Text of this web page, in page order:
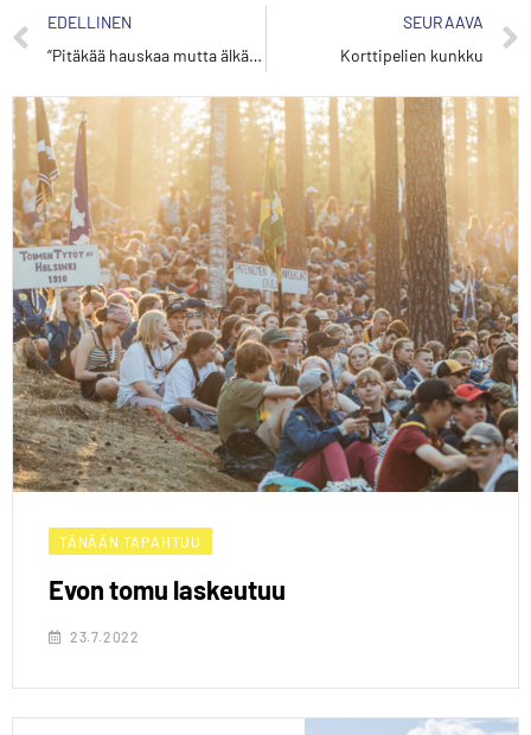
EDELLINEN
“Pitäkää hauskaa mutta älkää hölmöilkö ihan liikaa” – haastattelussa turva
SEURAAVA
Korttipelien kunkku
TÄNÄÄN TAPAHTUU
Evon tomu laskeutuu
23.7.2022